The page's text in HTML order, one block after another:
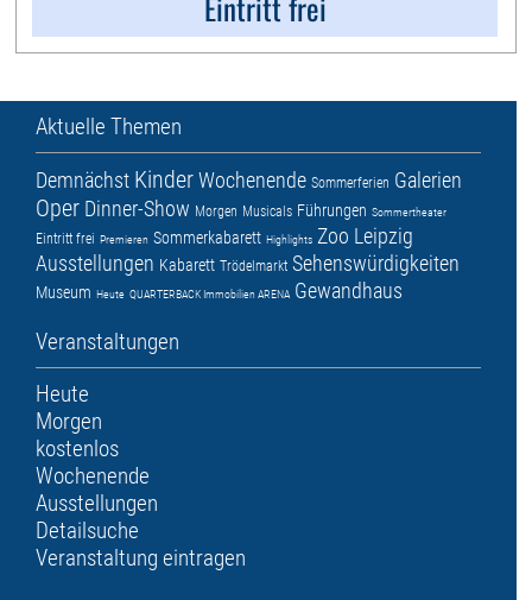
Aktuelle Themen
Demnächst KinderWochenende Sommerferien Galerien
Oper Dinner-Show Morgen Musicals Führungen Sommertheater
Eintritt frei Premieren Sommerkabarett Highlights Zoo Leipzig
Ausstellungen Kabarett Trödelmarkt Sehenswürdigkeiten
Museum Heute QUARTERBACK Immobilien ARENA Gewandhaus
Veranstaltungen
Heute
Morgen
kostenlos
Wochenende
Ausstellungen
Detailsuche
Veranstaltung eintragen